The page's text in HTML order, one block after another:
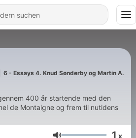
6 - Essays 4. Knud Sønderby og Martin A.
400 år startende med den
de Montaigne og frem til nutidens
1 x